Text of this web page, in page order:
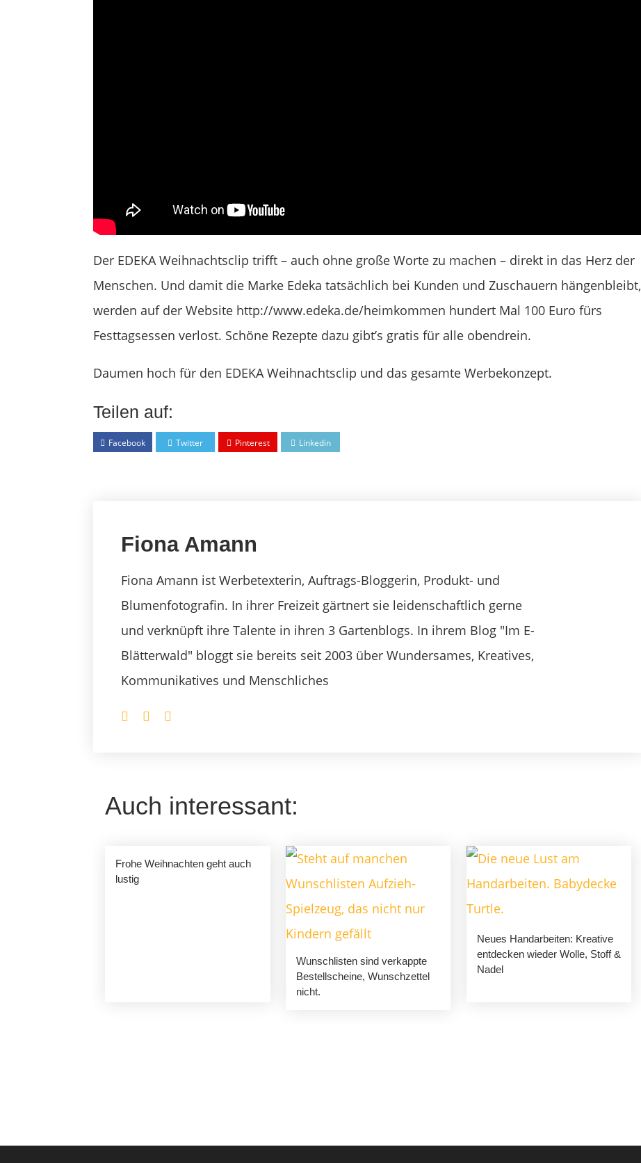
Der EDEKA Weihnachtsclip trifft – auch ohne große Worte zu machen – direkt in das Herz der
Menschen. Und damit die Marke Edeka tatsächlich bei Kunden und Zuschauern hängenbleibt,
werden auf der Website http://www.edeka.de/heimkommen hundert Mal 100 Euro fürs
Festtagsessen verlost. Schöne Rezepte dazu gibt’s gratis für alle obendrein.
Daumen hoch für den EDEKA Weihnachtsclip und das gesamte Werbekonzept.
Teilen auf:
Facebook Twitter Pinterest Linkedin
Fiona Amann
Fiona Amann ist Werbetexterin, Auftrags-Bloggerin, Produkt- und
Blumenfotografin. In ihrer Freizeit gärtnert sie leidenschaftlich gerne
und verknüpft ihre Talente in ihren 3 Gartenblogs. In ihrem Blog "Im E-
Blätterwald" bloggt sie bereits seit 2003 über Wundersames, Kreatives,
Kommunikatives und Menschliches
Auch interessant:
Frohe Weihnachten geht auch
lustig
Wunschlisten sind verkappte
Bestellscheine, Wunschzettel
nicht.
Neues Handarbeiten: Kreative
entdecken wieder Wolle, Stoff &
Nadel